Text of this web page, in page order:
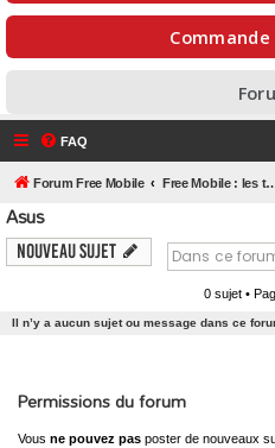
FAQ
Forum Free Mobile Free Mobile : les téléphones mobiles -
Asus
Nouveau sujet
0 sujet •
Il n’y a aucun sujet ou message dans ce
Permissions du forum
Vous ne pouvez pas poster de nouveaux